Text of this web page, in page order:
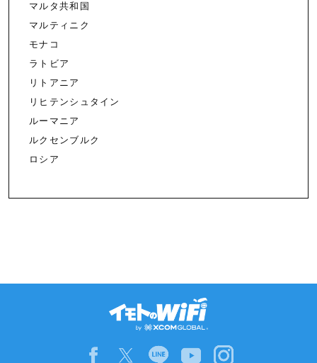
マルタ共和国
マルティニク
モナコ
ラトビア
リトアニア
リヒテンシュタイン
ルーマニア
ルクセンブルク
ロシア